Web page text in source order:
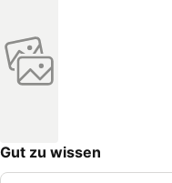
Gut zu wissen